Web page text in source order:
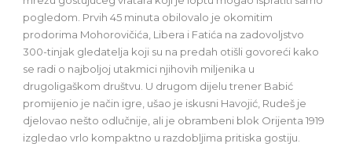
pogledom. Prvih 45 minuta obilovalo je okomitim
prodorima Mohorovičića, Libera i Fatića na zadovoljstvo
300-tinjak gledatelja koji su na predah otišli govoreći kako
se radi o najboljoj utakmici njihovih miljenika u
drugoligaškom društvu. U drugom dijelu trener Babić
promijenio je način igre, ušao je iskusni Havojić, Rudeš je
djelovao nešto odlučnije, ali je obrambeni blok Orijenta 1919
izgledao vrlo kompaktno u razdobljima pritiska gostiju.